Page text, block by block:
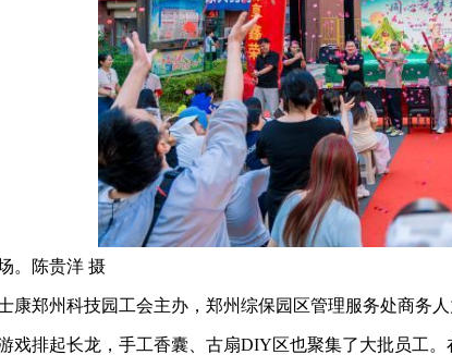
陈贵洋 摄
郑州科技园工会主办，郑州综保园区管理服务处商务
戏排起长龙，手工香囊、古扇DIY区也聚集了大批员工